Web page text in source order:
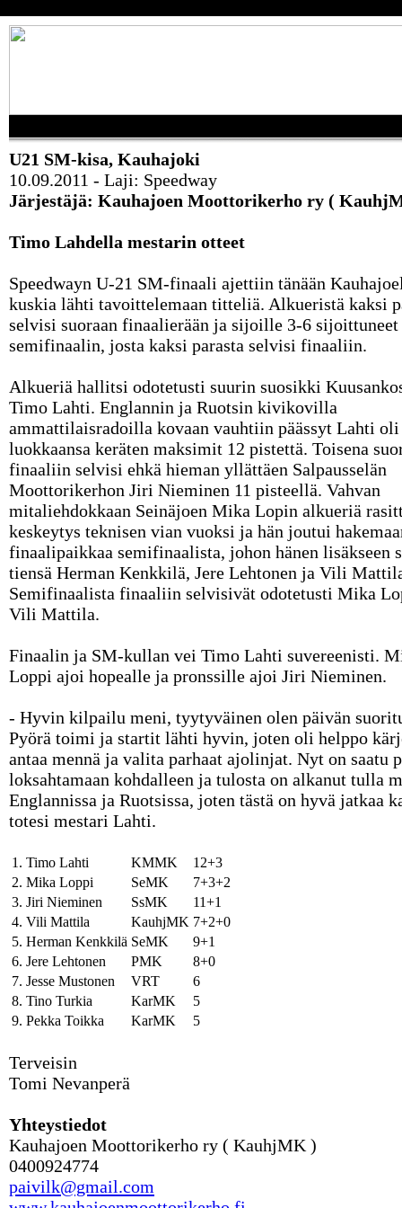
U21 SM-kisa, Kauhajoki
10.09.2011 - Laji: Speedway
Järjestäjä: Kauhajoen Moottorikerho ry (
Timo Lahdella mestarin otteet
Speedwayn U-21 SM-finaali ajettiin tänään
kuskia lähti tavoittelemaan titteliä. Alkueristä kaksi
selvisi suoraan finaalierään ja sijoille 3-6
semifinaalin, josta kaksi parasta selvisi finaaliin.
Alkueriä hallitsi odotetusti suurin suosikki
Timo Lahti. Englannin ja Ruotsin kivikovilla
ammattilaisradoilla kovaan vauhtiin päässyt Lahti oli
luokkaansa keräten maksimit 12 pistettä. Toisena
finaaliin selvisi ehkä hieman yllättäen Salpausselän
Moottorikerhon Jiri Nieminen 11 pisteellä. Vahvan
mitaliehdokkaan Seinäjoen Mika Lopin alkueriä
keskeytys teknisen vian vuoksi ja hän joutui
finaalipaikkaa semifinaalista, johon hänen lisäkseen
tiensä Herman Kenkkilä, Jere Lehtonen ja Vili
Semifinaalista finaaliin selvisivät odotetusti Mika
Vili Mattila.
Finaalin ja SM-kullan vei Timo Lahti suvereenisti.
Loppi ajoi hopealle ja pronssille ajoi Jiri Nieminen.
- Hyvin kilpailu meni, tyytyväinen olen päivän
Pyörä toimi ja startit lähti hyvin, joten oli helppo
antaa mennä ja valita parhaat ajolinjat. Nyt on saatu
loksahtamaan kohdalleen ja tulosta on alkanut tulla
Englannissa ja Ruotsissa, joten tästä on hyvä jatkaa
totesi mestari Lahti.
1. Timo Lahti KMMK
12+3
2. Mika Loppi SeMK
7+3+2
3. Jiri Nieminen SsMK
11+1
4. Vili Mattila KauhjMK 7+2+0
5. Herman Kenkkilä SeMK
9+1
6. Jere Lehtonen PMK
8+0
7. Jesse Mustonen VRT
6
8. Tino Turkia KarMK
5
9. Pekka Toikka KarMK 5
Terveisin
Tomi Nevanperä
Yhteystiedot
Kauhajoen Moottorikerho ry ( KauhjMK )
0400924774
paivilk@gmail.com